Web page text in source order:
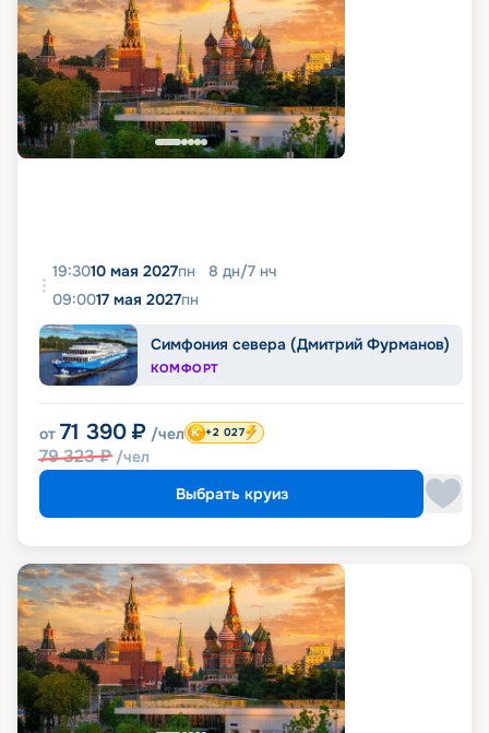
19:3010 мая 2027пн 8 дн/7 нч
09:0017 мая 2027пн
Симфония севера (Дмитрий Фурманов)
КОМФОРТ
от 71 390 ₽ /чел
79 323₽ /чел
+2 027
Выбрать круиз